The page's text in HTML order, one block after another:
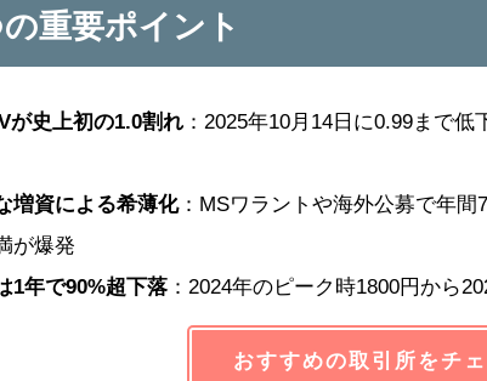
重要ポイント
が史上初の1.0割れ：2025年10月14日に0.99まで
増資による希薄化：MSワラントや海外公募で年間
が爆発
1年で90%超下落：2024年のピーク時1800円から
おすすめの取引所をチ